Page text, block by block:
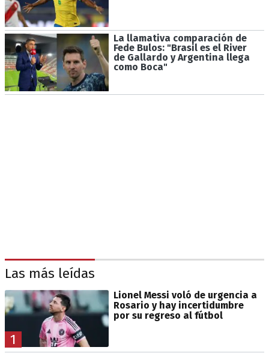
La llamativa comparación de
Fede Bulos: "Brasil es el River
de Gallardo y Argentina llega
como Boca"
Las más leídas
1
Lionel Messi voló de urgencia a
Rosario y hay incertidumbre
por su regreso al fútbol